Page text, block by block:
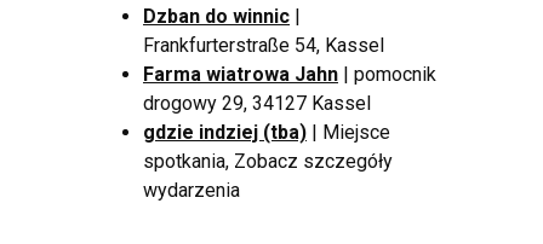
Dzban do winnic |
Frankfurterstraße 54, Kassel
Farma wiatrowa Jahn | pomocnik
drogowy 29, 34127 Kassel
gdzie indziej (tba) | Miejsce
spotkania, Zobacz szczegóły
wydarzenia